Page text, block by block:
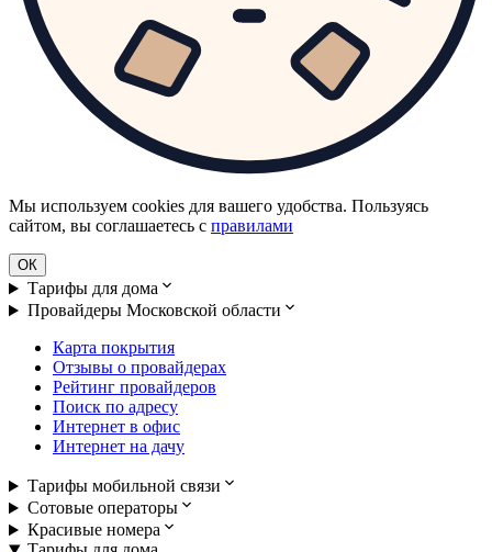
Мы используем cookies для вашего удобства. Пользуясь
сайтом, вы соглашаетесь с правилами
ОК
Тарифы для дома
Провайдеры Московской области
Карта покрытия
Отзывы о провайдерах
Рейтинг провайдеров
Поиск по адресу
Интернет в офис
Интернет на дачу
Тарифы мобильной связи
Сотовые операторы
Красивые номера